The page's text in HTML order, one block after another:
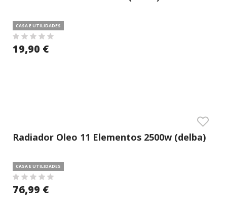
CASA E UTILIDADES
19,90 €
Radiador Oleo 11 Elementos 2500w (delba)
CASA E UTILIDADES
76,99 €